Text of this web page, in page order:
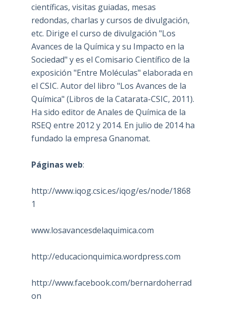
científicas, visitas guiadas, mesas
redondas, charlas y cursos de divulgación,
etc. Dirige el curso de divulgación "Los
Avances de la Química y su Impacto en la
Sociedad" y es el Comisario Científico de la
exposición "Entre Moléculas" elaborada en
el CSIC. Autor del libro "Los Avances de la
Química" (Libros de la Catarata-CSIC, 2011).
Ha sido editor de Anales de Química de la
RSEQ entre 2012 y 2014. En julio de 2014 ha
fundado la empresa Gnanomat.
Páginas web:
http://www.iqog.csic.es/iqog/es/node/1868
1
www.losavancesdelaquimica.com
http://educacionquimica.wordpress.com
http://www.facebook.com/bernardoherrad
on